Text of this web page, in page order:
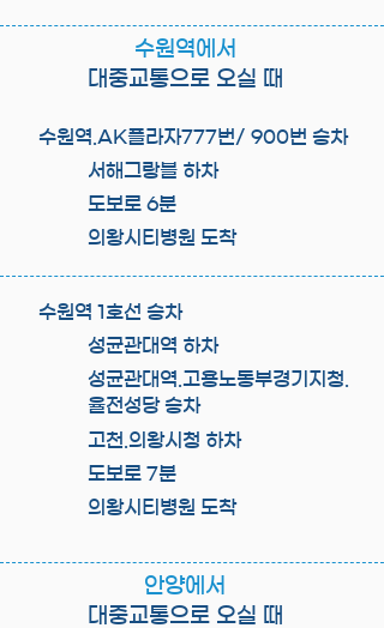
수원역에서
대중교통으로 오실 때
수원역.AK플라자777번/ 900번 승차
서해그랑블 하차
도보로 6분
의왕시티병원 도착
수원역 1호선 승차
성균관대역 하차
성균관대역.고용노동부경기지청.
율전성당 승차
고천.의왕시청 하차
도보로 7분
의왕시티병원 도착
안양에서
대중교통으로 오실 때